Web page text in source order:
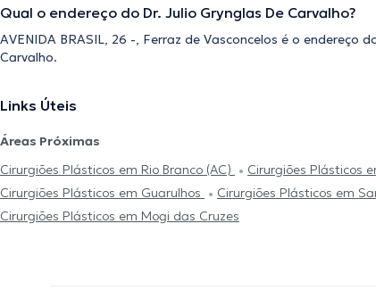
Qual o endereço do Dr. Julio Grynglas De Carvalho?
AVENIDA BRASIL, 26 -, Ferraz de Vasconcelos é o endereço
Carvalho.
Links Úteis
Áreas Próximas
Cirurgiões Plásticos em Rio Branco (AC)
Cirurgiões Plásticos
Cirurgiões Plásticos em Guarulhos
Cirurgiões Plásticos em
Cirurgiões Plásticos em Mogi das Cruzes